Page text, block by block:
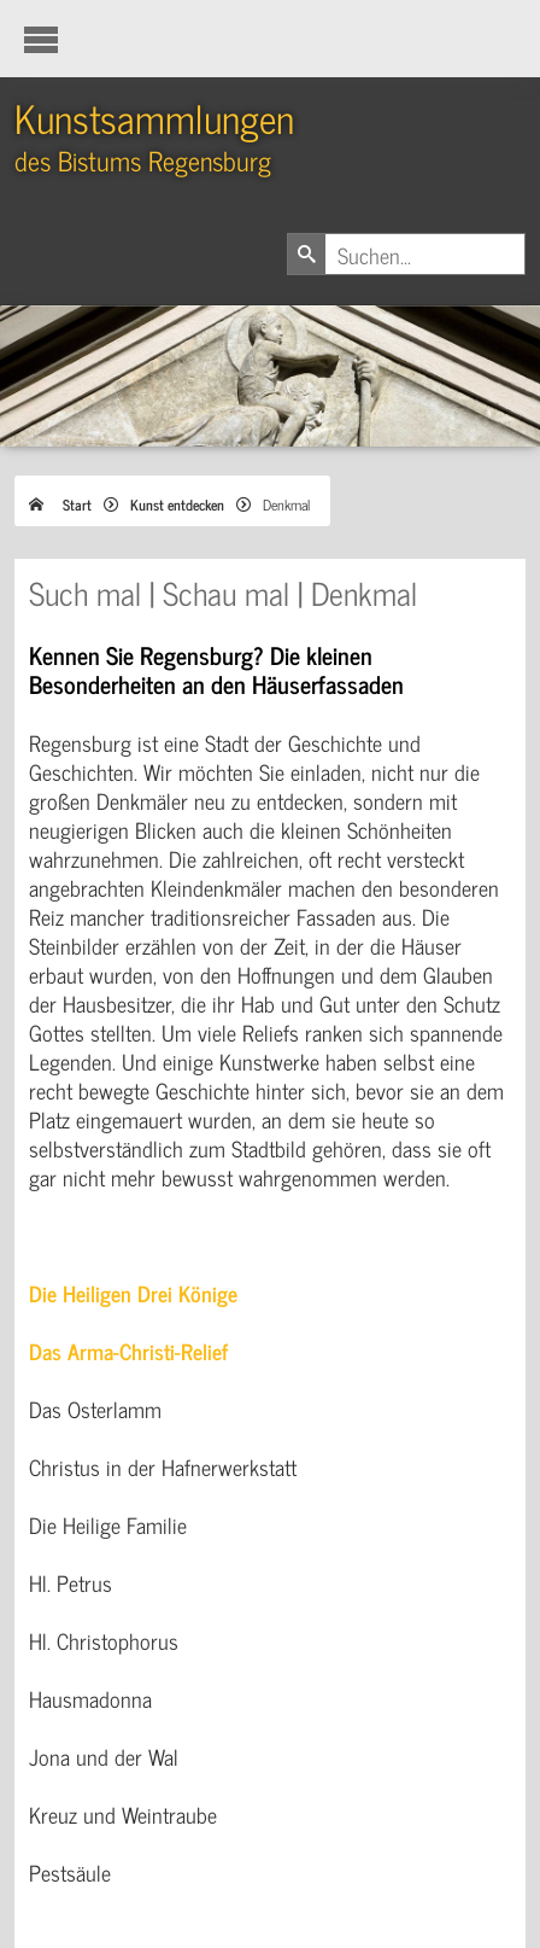
Kunstsammlungen
des Bistums Regensburg
Start Kunst entdecken Denkmal
Such mal | Schau mal | Denkmal
Kennen Sie Regensburg? Die kleinen
Besonderheiten an den Häuserfassaden
Regensburg ist eine Stadt der Geschichte und
Geschichten. Wir möchten Sie einladen, nicht nur die
großen Denkmäler neu zu entdecken, sondern mit
neugierigen Blicken auch die kleinen Schönheiten
wahrzunehmen. Die zahlreichen, oft recht versteckt
angebrachten Kleindenkmäler machen den besonderen
Reiz mancher traditionsreicher Fassaden aus. Die
Steinbilder erzählen von der Zeit, in der die Häuser
erbaut wurden, von den Hoffnungen und dem Glauben
der Hausbesitzer, die ihr Hab und Gut unter den Schutz
Gottes stellten. Um viele Reliefs ranken sich spannende
Legenden. Und einige Kunstwerke haben selbst eine
recht bewegte Geschichte hinter sich, bevor sie an dem
Platz eingemauert wurden, an dem sie heute so
selbstverständlich zum Stadtbild gehören, dass sie oft
gar nicht mehr bewusst wahrgenommen werden.
Die Heiligen Drei Könige
Das Arma-Christi-Relief
Das Osterlamm
Christus in der Hafnerwerkstatt
Die Heilige Familie
Hl. Petrus
Hl. Christophorus
Hausmadonna
Jona und der Wal
Kreuz und Weintraube
Pestsäule